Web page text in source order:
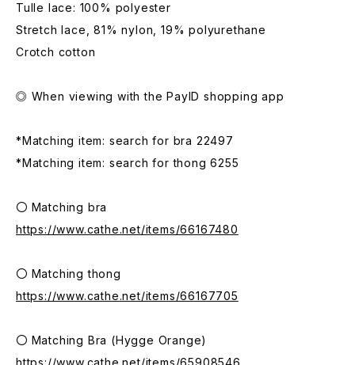
Tulle lace: 100% polyester
Stretch lace, 81% nylon, 19% polyurethane
Crotch cotton
◎ When viewing with the PayID shopping app
*Matching item: search for bra 22497
*Matching item: search for thong 6255
〇 Matching bra
https://www.cathe.net/items/66167480
〇 Matching thong
https://www.cathe.net/items/66167705
〇 Matching Bra (Hygge Orange)
https://www.cathe.net/items/65908546